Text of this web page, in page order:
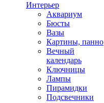
Интерьер
Аквариум
Бюсты
Вазы
Картины, панно
Вечный
календарь
Ключницы
Лампы
Пирамидки
Подсвечники